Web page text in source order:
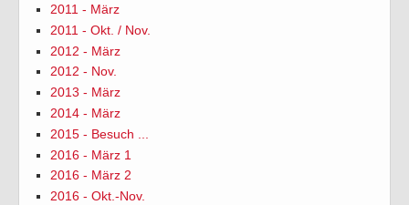
2011 - März
2011 - Okt. / Nov.
2012 - März
2012 - Nov.
2013 - März
2014 - März
2015 - Besuch ...
2016 - März 1
2016 - März 2
2016 - Okt.-Nov.